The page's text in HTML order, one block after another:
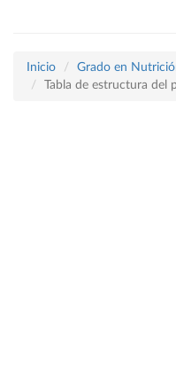
Inicio
Grado en
Tabla de estructura